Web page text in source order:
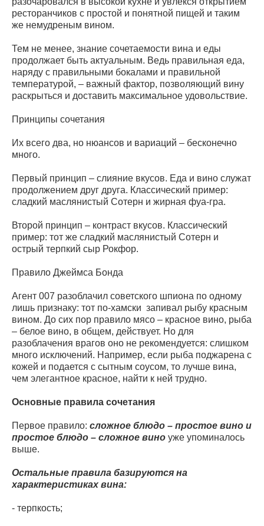
ресторанчиков с простой и понятной пищей и таким
же немудреным вином.
Тем не менее, знание сочетаемости вина и еды
продолжает быть актуальным. Ведь правильная еда,
наряду с правильными бокалами и правильной
температурой, – важный фактор, позволяющий вину
раскрыться и доставить максимальное удовольствие.
Принципы сочетания
Их всего два, но нюансов и вариаций – бесконечно
много.
Первый принцип – слияние вкусов. Еда и вино служат
продолжением друг друга. Классический пример:
сладкий маслянистый Сотерн и жирная фуа-гра.
Второй принцип – контраст вкусов. Классический
пример: тот же сладкий маслянистый Сотерн и
острый терпкий сыр Рокфор.
Правило Джеймса Бонда
Агент 007 разоблачил советского шпиона по одному
лишь признаку: тот по-хамски запивал рыбу красным
вином. До сих пор правило мясо – красное вино, рыба
– белое вино, в общем, действует. Но для
разоблачения врагов оно не рекомендуется: слишком
много исключений. Например, если рыба поджарена с
кожей и подается с сытным соусом, то лучше вина,
чем элегантное красное, найти к ней трудно.
Основные правила сочетания
Первое правило: сложное блюдо – простое вино и
простое блюдо – сложное вино уже упоминалось
выше.
Остальные правила базируются на
характеристиках вина:
- терпкость;